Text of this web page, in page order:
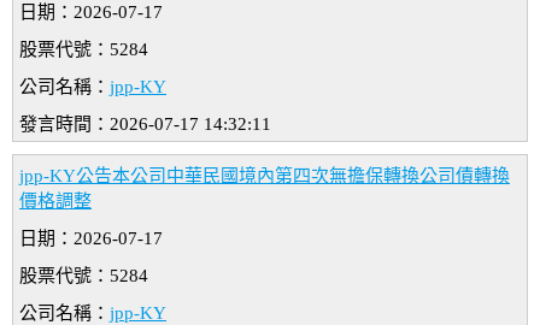
日期：2026-07-17
股票代號：5284
公司名稱： jpp-KY
發言時間：2026-07-17 14:32:11
jpp-KY公告本公司中華民國境內第四次無擔保轉換公司債轉換
價格調整
日期：2026-07-17
股票代號：5284
公司名稱： jpp-KY